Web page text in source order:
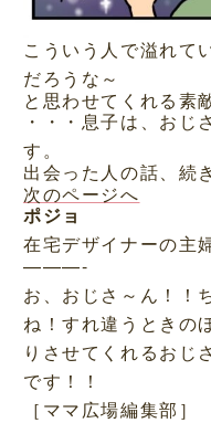
こういう人で溢れて
だろうな～
と思わせてくれる素
・・・息子は、おじ
す。
出会った人の話、続
次のページへ
ポジョ
在宅デザイナーの主
———-
お、おじさ～ん！！
ね！すれ違うときの
りさせてくれるおじ
です！！
［ママ広場編集部］